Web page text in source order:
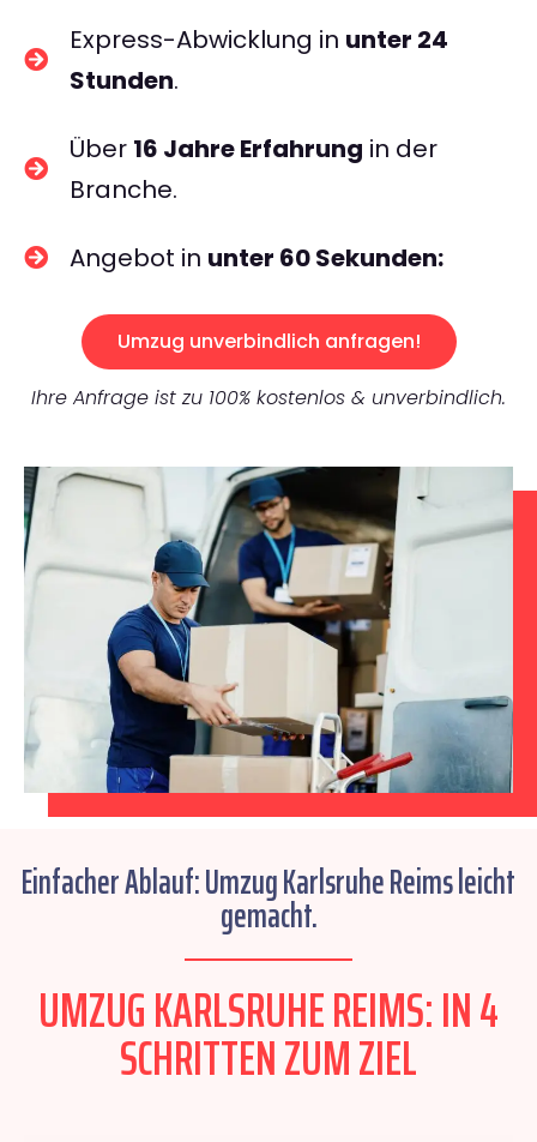
Express-Abwicklung in unter 24
Stunden.
Über 16 Jahre Erfahrung in der
Branche.
Angebot in unter 60 Sekunden:
Umzug unverbindlich anfragen!
Ihre Anfrage ist zu 100% kostenlos & unverbindlich.
Einfacher Ablauf: Umzug Karlsruhe Reims leicht
gemacht.
UMZUG KARLSRUHE REIMS: IN 4
SCHRITTEN ZUM ZIEL